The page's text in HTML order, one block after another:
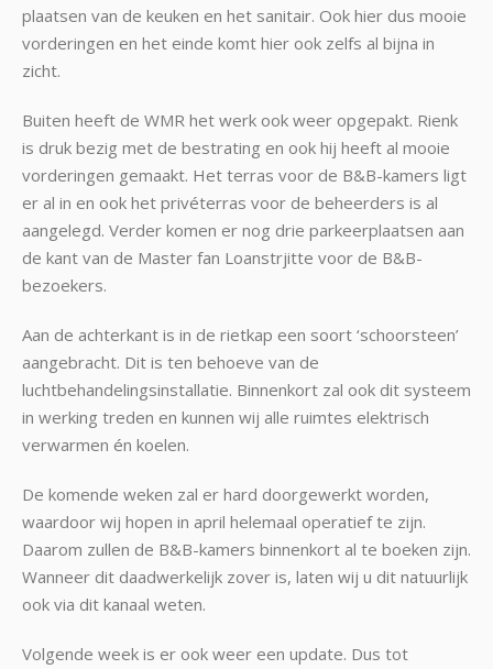
plaatsen van de keuken en het sanitair. Ook hier dus mooie
vorderingen en het einde komt hier ook zelfs al bijna in
zicht.
Buiten heeft de WMR het werk ook weer opgepakt. Rienk
is druk bezig met de bestrating en ook hij heeft al mooie
vorderingen gemaakt. Het terras voor de B&B-kamers ligt
er al in en ook het privéterras voor de beheerders is al
aangelegd. Verder komen er nog drie parkeerplaatsen aan
de kant van de Master fan Loanstrjitte voor de B&B-
bezoekers.
Aan de achterkant is in de rietkap een soort ‘schoorsteen’
aangebracht. Dit is ten behoeve van de
luchtbehandelingsinstallatie. Binnenkort zal ook dit systeem
in werking treden en kunnen wij alle ruimtes elektrisch
verwarmen én koelen.
De komende weken zal er hard doorgewerkt worden,
waardoor wij hopen in april helemaal operatief te zijn.
Daarom zullen de B&B-kamers binnenkort al te boeken zijn.
Wanneer dit daadwerkelijk zover is, laten wij u dit natuurlijk
ook via dit kanaal weten.
Volgende week is er ook weer een update. Dus tot